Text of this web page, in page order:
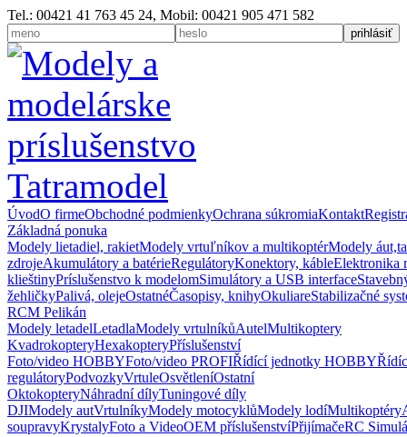
Tel.: 00421 41 763 45 24, Mobil: 00421 905 471 582
ÚvodO firmeObchodné podmienkyOchrana súkromiaKontakt
Základná ponuka
Modely lietadiel, rakietModely vrtuľníkov a multikoptérModely
zdrojeAkumulátory a batérieRegulátoryKonektory, kábleElektronika
klieštinyPríslušenstvo k modelomSimulátory a USB interface
žehličkyPalivá, olejeOstatnéČasopisy, knihyOkuliareStabilizačné
RCM Pelikán
Modely letadelLetadlaModely vrtulníkůAutelMultikoptery
KvadrokopteryHexakopteryPříslušenství
Foto/video HOBBYFoto/video PROFIŘídící jednotky HOBBY
regulátoryPodvozkyVrtuleOsvětleníOstatní
OktokopteryNáhradní dílyTuningové díly
DJIModely autVrtulníkyModely motocyklůModely lodíMultikoptéry
soupravyKrystalyFoto a VideoOEM příslušenstvíPřijímačeRC